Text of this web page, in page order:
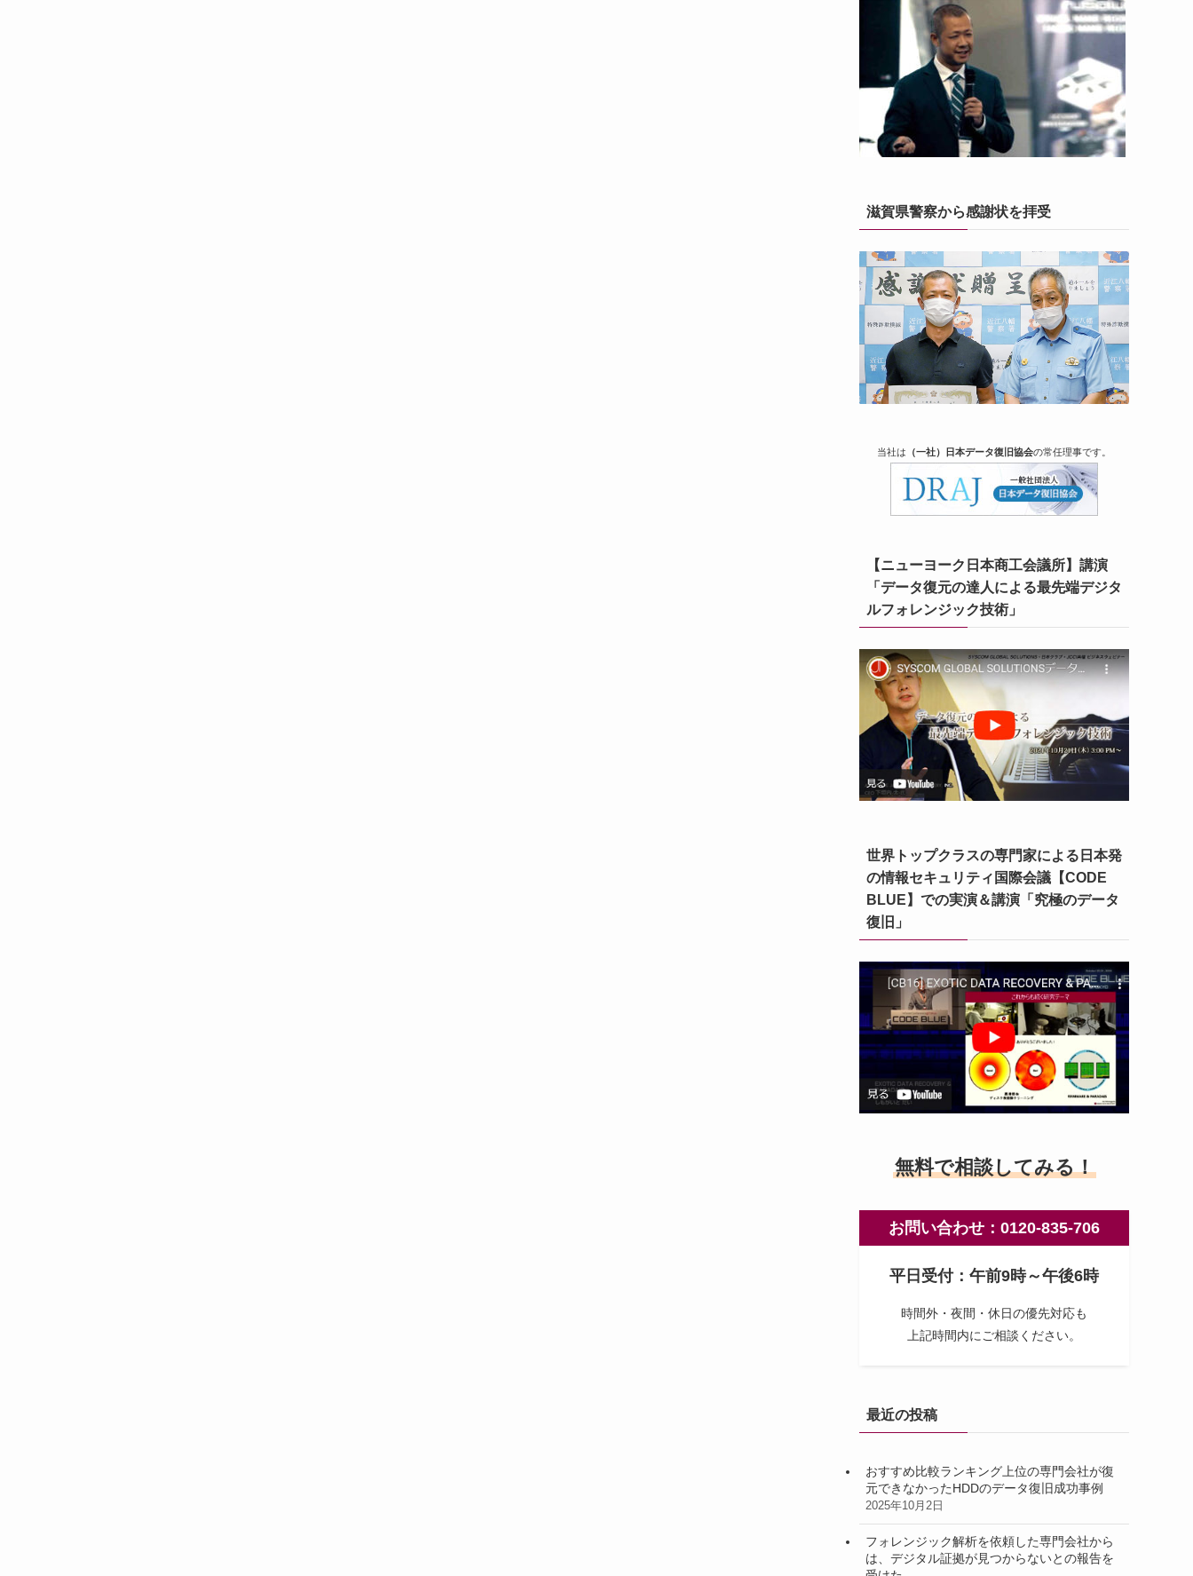
滋賀県警察から感謝状を拝受
当社は （一社）日本データ復旧協会の常任理事です。
【ニューヨーク日本商工会議所】講演
「データ復元の達人による最先端デジタ
ルフォレンジック技術」
世界トップクラスの専門家による日本発
の情報セキュリティ国際会議【CODE
BLUE】での実演＆講演「究極のデータ
復旧」
無料で相談してみる！
お問い合わせ：0120-835-706
平日受付：午前9時～午後6時
時間外・夜間・休日の優先対応も
上記時間内にご相談ください。
最近の投稿
おすすめ比較ランキング上位の専門会社が復
元できなかったHDDのデータ復旧成功事例
2025年10月2日
フォレンジック解析を依頼した専門会社から
は、デジタル証拠が見つからないとの報告を